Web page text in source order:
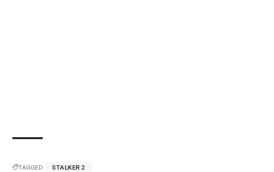
TAGGED: STALKER 2